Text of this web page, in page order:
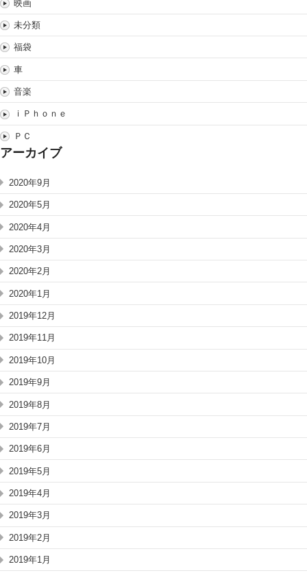
映画
未分類
福袋
車
音楽
ｉＰｈｏｎｅ
ＰＣ
アーカイブ
2020年9月
2020年5月
2020年4月
2020年3月
2020年2月
2020年1月
2019年12月
2019年11月
2019年10月
2019年9月
2019年8月
2019年7月
2019年6月
2019年5月
2019年4月
2019年3月
2019年2月
2019年1月